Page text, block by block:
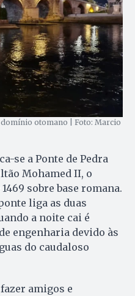
otomano | Foto: Marcio
se a Ponte de Pedra
Mohamed II, o
sobre base romana.
liga as duas
a noite cai é
engenharia devido às
do caudaloso
amigos e